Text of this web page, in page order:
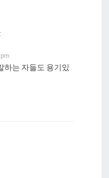
하는 자들도 용기있